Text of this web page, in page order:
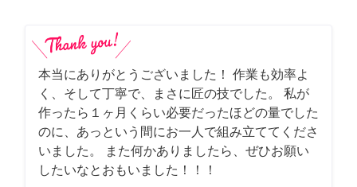
本当にありがとうございました！ 作業も効率よ
く、そして丁寧で、まさに匠の技でした。 私が
作ったら１ヶ月くらい必要だったほどの量でした
のに、あっという間にお一人で組み立ててくださ
いました。 また何かありましたら、ぜひお願い
したいなとおもいました！！！